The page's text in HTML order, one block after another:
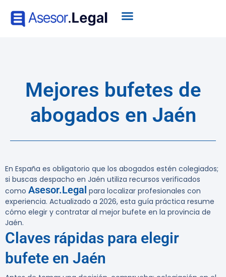
Mejores bufetes de
abogados en Jaén
En España es obligatorio que los abogados estén colegiados;
si buscas despacho en Jaén utiliza recursos verificados
como Asesor.Legal para localizar profesionales con
experiencia. Actualizado a 2026, esta guía práctica resume
cómo elegir y contratar al mejor bufete en la provincia de
Jaén.
Claves rápidas para elegir
bufete en Jaén